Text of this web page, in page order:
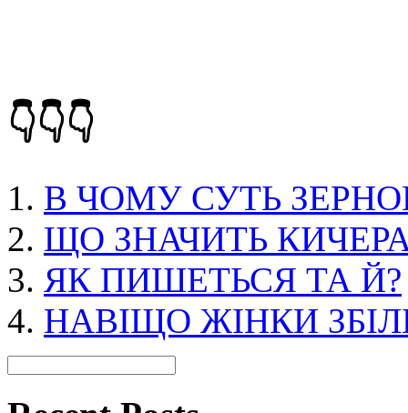
👇👇👇
В ЧОМУ СУТЬ
ЩО ЗНАЧИТЬ
ЯК ПИШЕТЬСЯ ТА Й?
НАВІЩО ЖІНКИ